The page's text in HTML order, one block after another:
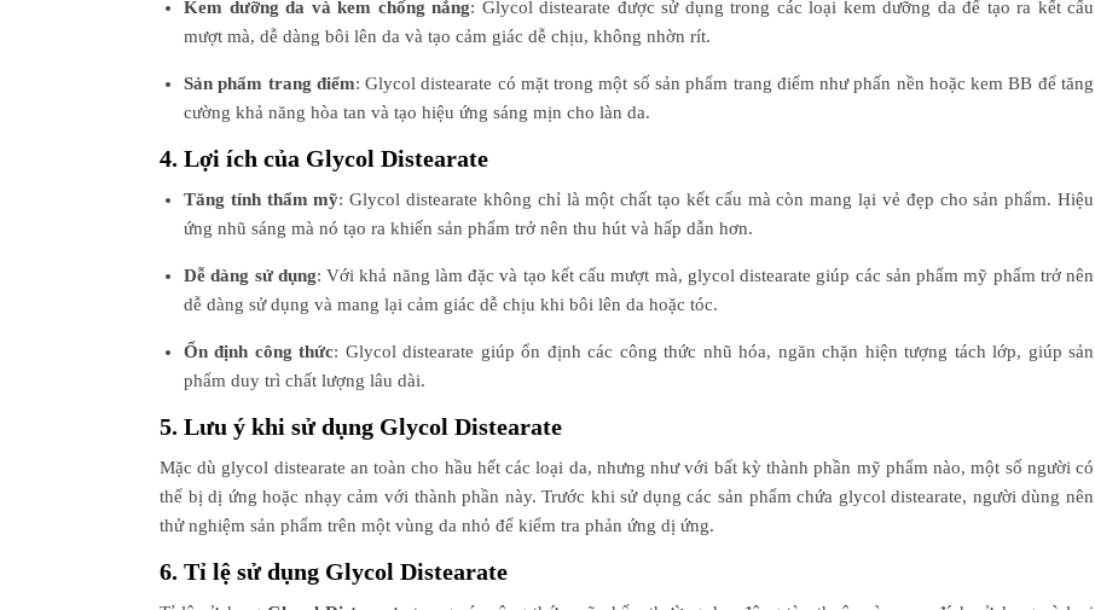
Kem dưỡng da và kem chống nắng: Glycol distearate được sử dụng trong các loại kem dưỡng da để tạo ra kết cấu
mượt mà, dễ dàng bôi lên da và tạo cảm giác dễ chịu, không nhờn rít.
Sản phẩm trang điểm: Glycol distearate có mặt trong một số sản phẩm trang điểm như phấn nền hoặc kem BB để tăng
cường khả năng hòa tan và tạo hiệu ứng sáng mịn cho làn da.
4. Lợi ích của Glycol Distearate
Tăng tính thẩm mỹ: Glycol distearate không chỉ là một chất tạo kết cấu mà còn mang lại vẻ đẹp cho sản phẩm. Hiệu
ứng nhũ sáng mà nó tạo ra khiến sản phẩm trở nên thu hút và hấp dẫn hơn.
Dễ dàng sử dụng: Với khả năng làm đặc và tạo kết cấu mượt mà, glycol distearate giúp các sản phẩm mỹ phẩm trở nên
dễ dàng sử dụng và mang lại cảm giác dễ chịu khi bôi lên da hoặc tóc.
Ổn định công thức: Glycol distearate giúp ổn định các công thức nhũ hóa, ngăn chặn hiện tượng tách lớp, giúp sản
phẩm duy trì chất lượng lâu dài.
5. Lưu ý khi sử dụng Glycol Distearate
Mặc dù glycol distearate an toàn cho hầu hết các loại da, nhưng như với bất kỳ thành phần mỹ phẩm nào, một số người có
thể bị dị ứng hoặc nhạy cảm với thành phần này. Trước khi sử dụng các sản phẩm chứa glycol distearate, người dùng nên
thử nghiệm sản phẩm trên một vùng da nhỏ để kiểm tra phản ứng dị ứng.
6. Tỉ lệ sử dụng Glycol Distearate